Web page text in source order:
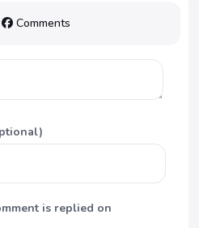
Comments
is replied on